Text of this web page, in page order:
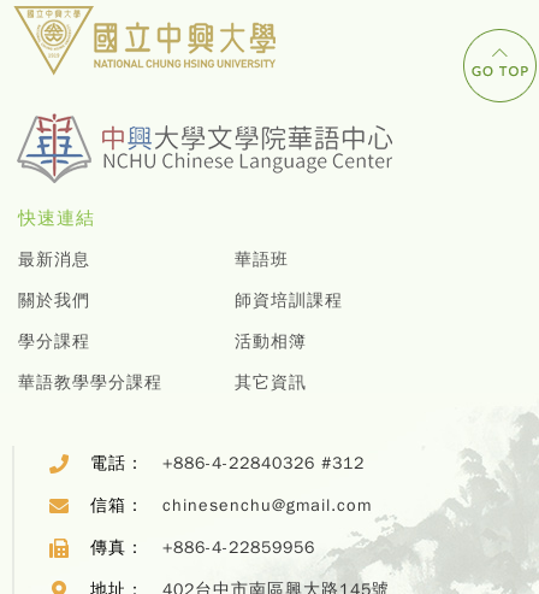
快速連結
最新消息
關於我們
學分課程
華語教學學分課程
華語班
師資培訓課程
活動相簿
其它資訊
電話： +886-4-22840326 #312
信箱： chinesenchu@gmail.com
傳真： +886-4-22859956